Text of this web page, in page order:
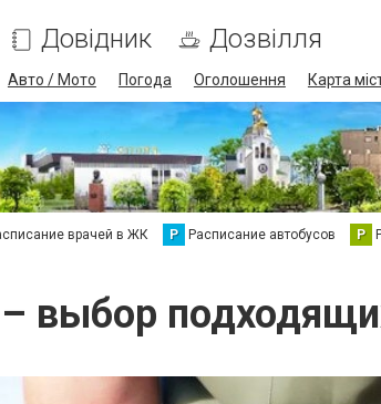
Довідник Дозвілля
Авто / Мото Погода Оголошення Карта
врачей в ЖК Р Расписание автобусов Р
выбор